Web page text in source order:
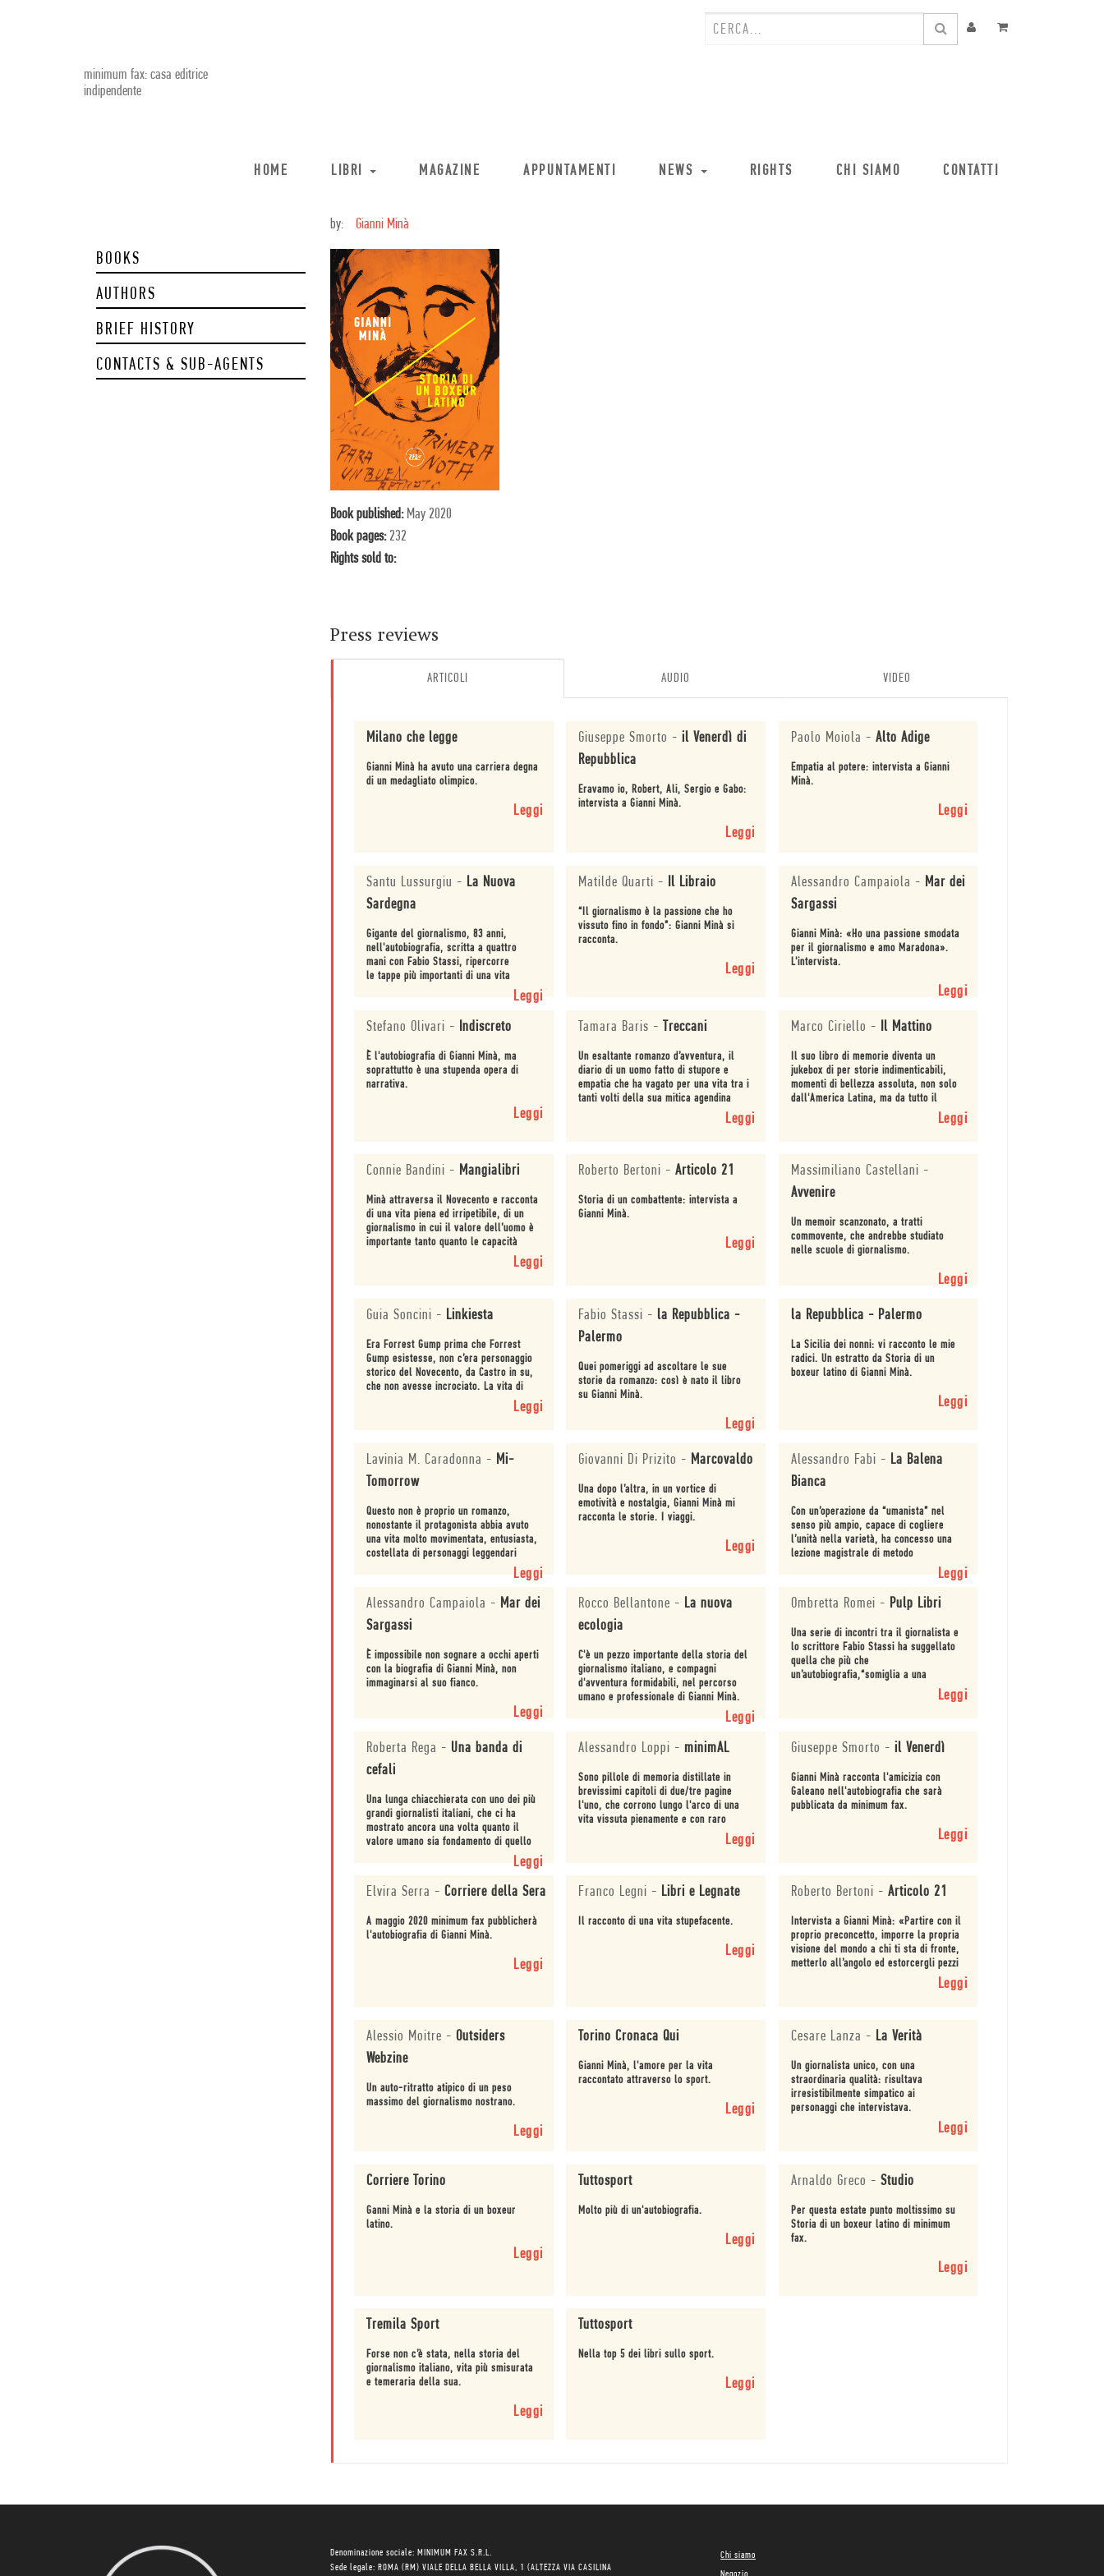
minimum fax: casa editrice
indipendente
HOME LIBRI MAGAZINE APPUNTAMENTI NEWS RIGHTS CHI SIAMO CONTATTI
BOOKS
AUTHORS
BRIEF HISTORY
CONTACTS & SUB-AGENTS
by: Gianni Minà
Book published: May 2020
Book pages: 232
Rights sold to:
Press reviews
ARTICOLI AUDIO VIDEO
Milano che legge
Gianni Minà ha avuto una carriera degna
di un medagliato olimpico.
Leggi
Giuseppe Smorto -il Venerdì di
Repubblica
Eravamo io, Robert, Ali, Sergio e Gabo:
intervista a Gianni Minà.
Leggi
Paolo Moiola - Alto Adige
Empatia al potere: intervista a Gianni
Minà.
Leggi
Santu Lussurgiu - La Nuova
Sardegna
Gigante del giornalismo, 83 anni,
nell'autobiografia, scritta a quattro
mani con Fabio Stassi, ripercorre
le tappe più importanti di una vita
Leggi
Matilde Quarti - Il Libraio
“Il giornalismo è la passione che ho
vissuto fino in fondo”: Gianni Minà si
racconta.
Leggi
Alessandro Campaiola - Mar dei
Sargassi
Gianni Minà: «Ho una passione smodata
per il giornalismo e amo Maradona».
L'intervista.
Leggi
Stefano Olivari - Indiscreto
È l'autobiografia di Gianni Minà, ma
soprattutto è una stupenda opera di
narrativa.
Leggi
Tamara Baris - Treccani
Un esaltante romanzo d’avventura, il
diario di un uomo fatto di stupore e
empatia che ha vagato per una vita tra i
tanti volti della sua mitica agendina
telefonica, invidiata anche dal grandeLeggi
Marco Ciriello - Il Mattino
Il suo libro di memorie diventa un
jukebox di per storie indimenticabili,
momenti di bellezza assoluta, non solo
dall'America Latina, ma da tutto il
Leggi
Connie Bandini - Mangialibri
Minà attraversa il Novecento e racconta
di una vita piena ed irripetibile, di un
giornalismo in cui il valore dell’uomo è
importante tanto quanto le capacità
Leggi
Roberto Bertoni -Articolo 21
Storia di un combattente: intervista a
Gianni Minà.
Leggi
Massimiliano Castellani -
Avvenire
Un memoir scanzonato, a tratti
commovente, che andrebbe studiato
nelle scuole di giornalismo.
Leggi
Guia Soncini - Linkiesta
Era Forrest Gump prima che Forrest
Gump esistesse, non c’era personaggio
storico del Novecento, da Castro in su,
che non avesse incrociato. La vita di
Leggi
Fabio Stassi -la Repubblica -
Palermo
Quei pomeriggi ad ascoltare le sue
storie da romanzo: così è nato il libro
su Gianni Minà.
Leggi
la Repubblica - Palermo
La Sicilia dei nonni: vi racconto le mie
radici. Un estratto da Storia di un
boxeur latino di Gianni Minà.
Leggi
Lavinia M. Caradonna - Mi-
Tomorrow
Questo non è proprio un romanzo,
nonostante il protagonista abbia avuto
una vita molto movimentata, entusiasta,
costellata di personaggi leggendari
pronti a regalare ogni tipo di aneddotoLeggi
Giovanni Di Prizito - Marcovaldo
Una dopo l’altra, in un vortice di
emotività e nostalgia, Gianni Minà mi
racconta le storie. I viaggi.
Leggi
Alessandro Fabi - La Balena
Bianca
Con un’operazione da “umanista” nel
senso più ampio, capace di cogliere
l’unità nella varietà, ha concesso una
lezione magistrale di metodo
Leggi
Alessandro Campaiola - Mar dei
Sargassi
È impossibile non sognare a occhi aperti
con la biografia di Gianni Minà, non
immaginarsi al suo fianco.
Leggi
Rocco Bellantone - La nuova
ecologia
C'è un pezzo importante della storia del
giornalismo italiano, e compagni
d'avventura formidabili, nel percorso
umano e professionale di Gianni Minà.
Leggi
Ombretta Romei - Pulp Libri
Una serie di incontri tra il giornalista e
lo scrittore Fabio Stassi ha suggellato
quella che più che
un’autobiografia,“somiglia a una
scacchiera o a un album fotografico".Leggi
Roberta Rega - Una banda di
cefali
Una lunga chiacchierata con uno dei più
grandi giornalisti italiani, che ci ha
mostrato ancora una volta quanto il
valore umano sia fondamento di quello
Leggi
Alessandro Loppi -minimAL
Sono pillole di memoria distillate in
brevissimi capitoli di due/tre pagine
l'uno, che corrono lungo l'arco di una
vita vissuta pienamente e con raro
senso della passione, della ricerca.Leggi
Giuseppe Smorto - il Venerdì
Gianni Minà racconta l'amicizia con
Galeano nell'autobiografia che sarà
pubblicata da minimum fax.
Leggi
Elvira Serra - Corriere della Sera
A maggio 2020 minimum fax pubblicherà
l'autobiografia di Gianni Minà.
Leggi
Franco Legni - Libri e Legnate
Il racconto di una vita stupefacente.
Leggi
Roberto Bertoni - Articolo 21
Intervista a Gianni Minà: «Partire con il
proprio preconcetto, imporre la propria
visione del mondo a chi ti sta di fronte,
metterlo all’angolo ed estorcergli pezzi
di intimità sono tutte cose che det...Leggi
Alessio Moitre - Outsiders
Webzine
Un auto-ritratto atipico di un peso
massimo del giornalismo nostrano.
Leggi
Torino Cronaca Qui
Gianni Minà, l'amore per la vita
raccontato attraverso lo sport.
Leggi
Cesare Lanza - La Verità
Un giornalista unico, con una
straordinaria qualità: risultava
irresistibilmente simpatico ai
personaggi che intervistava.
Leggi
Corriere Torino
Ganni Minà e la storia di un boxeur
latino.
Leggi
Tuttosport
Molto più di un'autobiografia.
Leggi
Arnaldo Greco - Studio
Per questa estate punto moltissimo su
Storia di un boxeur latino di minimum
fax.
Leggi
Tremila Sport
Forse non c’è stata, nella storia del
giornalismo italiano, vita più smisurata
e temeraria della sua.
Leggi
Tuttosport
Nella top 5 dei libri sullo sport.
Leggi
Denominazione sociale: MINIMUM FAX S.R.L.
Sede legale: ROMA (RM) VIALE DELLA BELLA VILLA, 1 (ALTEZZA VIA CASILINA
Chi siamo